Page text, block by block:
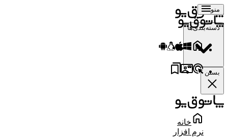
منو
دسته‌بندی‌ها
بستن
خانه
نرم افزار